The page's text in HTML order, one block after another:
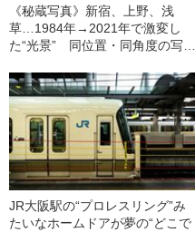
《秘蔵写真》新宿、上野、浅
草…1984年→2021年で激変し
た“光景” 同位置・同角度の写真
JR大阪駅の“プロレスリング”み
たいなホームドアが夢の“どこで